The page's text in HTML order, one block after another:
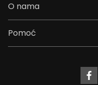
O nama
Pomoć